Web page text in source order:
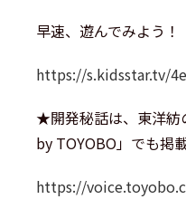
早速、遊んでみよう！
https://s.kidsstar.tv/
★開発秘話は、東洋紡
by TOYOBO」でも掲
https://